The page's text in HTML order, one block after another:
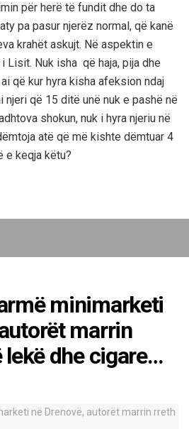
për herë të fundit dhe do ta
pa pasur njerëz normal, që kanë
krahët askujt. Në aspektin e
Lisit. Nuk isha që haja, pija dhe
që kur hyra kisha afeksion ndaj
që 15 ditë unë nuk e pashë në
shokun, nuk i hyra njeriu në
atë që më kishte dëmtuar 4
e keqja këtu?
minimarketi
marrin
dhe cigare…